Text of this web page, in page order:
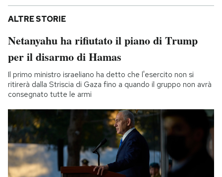
ALTRE STORIE
Netanyahu ha rifiutato il piano di Trump
per il disarmo di Hamas
Il primo ministro israeliano ha detto che l'esercito non si
ritirerà dalla Striscia di Gaza fino a quando il gruppo non avrà
consegnato tutte le armi